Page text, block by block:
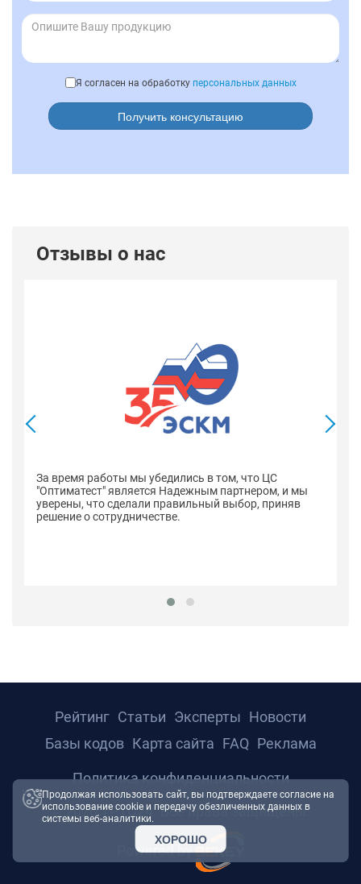
Я согласен на обработку персональных данных
Получить консультацию
Отзывы о нас
За время работы мы убедились в том, что ЦС
"Оптиматест" является Надежным партнером, и мы
уверены, что сделали правильный выбор, приняв
решение о сотрудничестве.
© 2026 ТРТС24. Все права защищены.
Powered by
Рейтинг Статьи Эксперты Новости
Базы кодов Карта сайта FAQ Реклама
Политика конфиденциальности
Продолжая использовать сайт, вы подтверждаете согласие на
использование cookie и передачу обезличенных данных в
системы веб-аналитики.
ХОРОШО